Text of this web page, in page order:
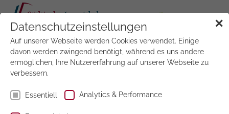
Jetzt
testen
✕
Datenschutzeinstellungen
Auf unserer Webseite werden Cookies verwendet. Einige
davon werden zwingend benötigt, während es uns andere
ermöglichen, Ihre Nutzererfahrung auf unserer Webseite zu
verbessern.
Essentiell Analytics & Performance